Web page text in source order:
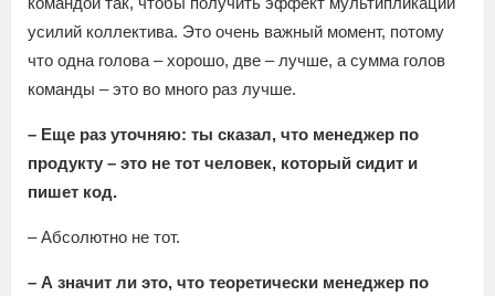
усилий коллектива. Это очень важный момент, потому
что одна голова – хорошо, две – лучше, а сумма голов
команды – это во много раз лучше.
– Еще раз уточняю: ты сказал, что менеджер по
продукту – это не тот человек, который сидит и
пишет код.
– Абсолютно не тот.
– А значит ли это, что теоретически менеджер по